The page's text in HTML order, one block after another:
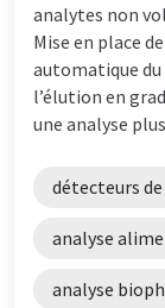
analytes non
Mise en place
automatique
l’élution en
une analyse
détecteurs
analyse
analyse